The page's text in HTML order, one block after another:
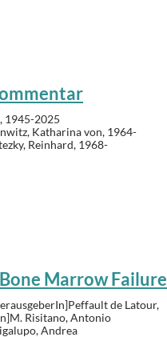
1945-2025
Katharina von, 1964-
Reinhard, 1968-
Marrow Failure
de Latour,
Risitano, Antonio
Andrea